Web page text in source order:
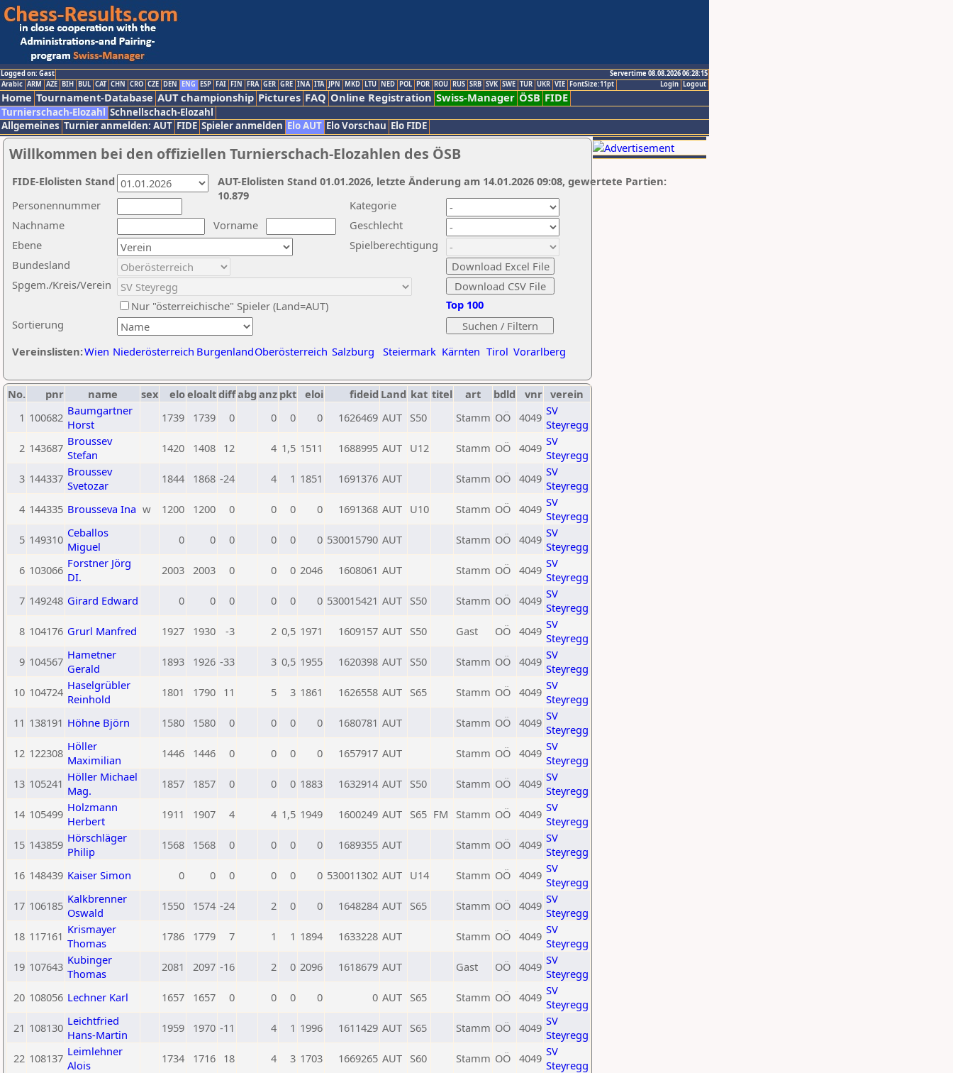
Logged on: Gast
Servertime 08.08.2026 06:28:15
Logout
Login
Arabic ARM AZE BIH BUL CAT CHN CRO CZE DEN ENG ESP FAI FIN FRA GER GRE INA ITA JPN MKD LTU NED POL POR ROU RUS SRB SVK SWE TUR UKR VIE FontSize:11pt
Home Tournament-Database AUT championship Pictures FAQ Online Registration Swiss-Manager ÖSB FIDE
Turnierschach-Elozahl Schnellschach-Elozahl
Allgemeines Turnier anmelden: AUT FIDE Spieler anmelden Elo AUT Elo Vorschau Elo FIDE
Willkommen bei den offiziellen Turnierschach-Elozahlen des ÖSB
Nachname
Vorname
Ebene
Kategorie
Sortierung
Personennummer
Bundesland
Spgem./Kreis/Verein
Geschlecht
Nur "österreichische" Spieler (Land=AUT)
Spielberechtigung
Vereinslisten:Wien Niederösterreich BurgenlandOberösterreich Salzburg Steiermark Kärnten Tirol Vorarlberg
Top 100
AUT-Elolisten Stand 01.01.2026, letzte Änderung am 14.01.2026 09:08, gewertete Partien:
10.879
FIDE-Elolisten Stand
No. pnr name sex eloeloaltdiffabg anz pkt eloi fideid Land kat titel art bdld vnr verein
1 100682 Baumgartner
Horst
1739 1739 0 0 0 0 1626469 AUT S50 Stamm OÖ 4049 SV
Steyregg
2 143687 Broussev
Stefan
1420 1408 12 4 1,5 1511 1688995 AUT U12 Stamm OÖ 4049 SV
Steyregg
3 144337 Broussev
Svetozar
1844 1868 -24 4 1 1851 1691376 AUT Stamm OÖ 4049 SV
Steyregg
4 144335 Brousseva Ina w 1200 1200 0 0 0 0 1691368 AUT U10 Stamm OÖ 4049 SV
Steyregg
5 149310 Ceballos
Miguel
0 0 0 0 0 0 530015790 AUT Stamm OÖ 4049 SV
Steyregg
6 103066 Forstner Jörg
DI.
2003 2003 0 0 0 2046 1608061 AUT Stamm OÖ 4049 SV
Steyregg
7 149248 Girard Edward 0 0 0 0 0 0 530015421 AUT S50 Stamm OÖ 4049 SV
Steyregg
8 104176 Grurl Manfred 1927 1930 -3 2 0,5 1971 1609157 AUT S50 Gast OÖ 4049 SV
Steyregg
9 104567 Hametner
Gerald
1893 1926 -33 3 0,5 1955 1620398 AUT S50 Stamm OÖ 4049 SV
Steyregg
10 104724 Haselgrübler
Reinhold
1801 1790 11 5 3 1861 1626558 AUT S65 Stamm OÖ 4049 SV
Steyregg
11 138191 Höhne Björn 1580 1580 0 0 0 0 1680781 AUT Stamm OÖ 4049 SV
Steyregg
12 122308 Höller
Maximilian
1446 1446 0 0 0 0 1657917 AUT Stamm OÖ 4049 SV
Steyregg
13 105241 Höller Michael
Mag.
1857 1857 0 0 0 1883 1632914 AUT S50 Stamm OÖ 4049 SV
Steyregg
14 105499 Holzmann
Herbert
1911 1907 4 4 1,5 1949 1600249 AUT S65 FM Stamm OÖ 4049 SV
Steyregg
15 143859 Hörschläger
Philip
1568 1568 0 0 0 0 1689355 AUT Stamm OÖ 4049 SV
Steyregg
16 148439 Kaiser Simon 0 0 0 0 0 0 530011302 AUT U14 Stamm OÖ 4049 SV
Steyregg
17 106185 Kalkbrenner
Oswald
1550 1574 -24 2 0 0 1648284 AUT S65 Stamm OÖ 4049 SV
Steyregg
18 117161 Krismayer
Thomas
1786 1779 7 1 1 1894 1633228 AUT Stamm OÖ 4049 SV
Steyregg
19 107643 Kubinger
Thomas
2081 2097 -16 2 0 2096 1618679 AUT Gast OÖ 4049 SV
Steyregg
20 108056 Lechner Karl 1657 1657 0 0 0 0 0 AUT S65 Stamm OÖ 4049 SV
Steyregg
21 108130 Leichtfried
Hans-Martin
1959 1970 -11 4 1 1996 1611429 AUT S65 Stamm OÖ 4049 SV
Steyregg
22 108137 Leimlehner
Alois
1734 1716 18 4 3 1703 1669265 AUT S60 Stamm OÖ 4049 SV
Steyregg